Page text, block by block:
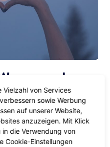
am
der Lenz- bzw.
Vielzahl von Services
sowie Werbung
auf unserer Website,
anzuzeigen. Mit Klick
in die Verwendung von
Cookie-Einstellungen